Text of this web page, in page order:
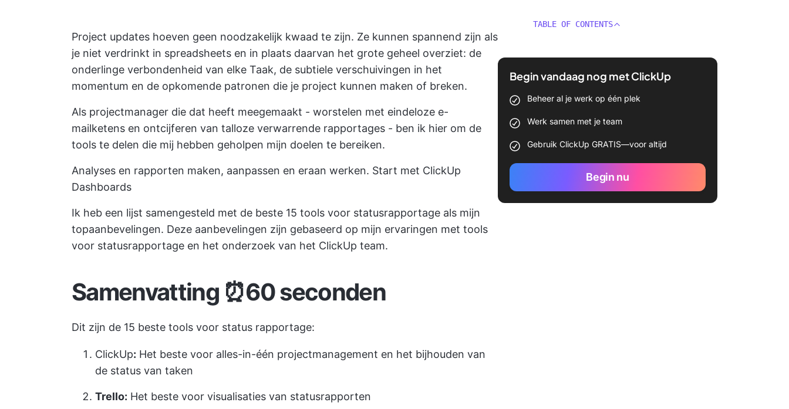
Project updates hoeven geen noodzakelijk kwaad te zijn. Ze kunnen spannend zijn als
je niet verdrinkt in spreadsheets en in plaats daarvan het grote geheel overziet: de
onderlinge verbondenheid van elke Taak, de subtiele verschuivingen in het
momentum en de opkomende patronen die je project kunnen maken of breken.
Als projectmanager die dat heeft meegemaakt - worstelen met eindeloze e-
mailketens en ontcijferen van talloze verwarrende rapportages - ben ik hier om de
tools te delen die mij hebben geholpen mijn doelen te bereiken.
Analyses en rapporten maken, aanpassen en eraan werken. Start met ClickUp
Dashboards
Ik heb een lijst samengesteld met de beste 15 tools voor statusrapportage als mijn
topaanbevelingen. Deze aanbevelingen zijn gebaseerd op mijn ervaringen met tools
voor statusrapportage en het onderzoek van het ClickUp team.
Samenvatting ⏰60 seconden
Dit zijn de 15 beste tools voor status rapportage:
ClickUp: Het beste voor alles-in-één projectmanagement en het bijhouden van
de status van taken
Trello: Het beste voor visualisaties van statusrapporten
TABLE OF CONTENTS
Begin vandaag nog met ClickUp
Beheer al je werk op één plek
Werk samen met je team
Gebruik ClickUp GRATIS—voor altijd
Begin nu